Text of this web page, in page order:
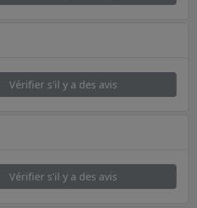
Vérifier s'il y a des avis
Vérifier s'il y a des avis